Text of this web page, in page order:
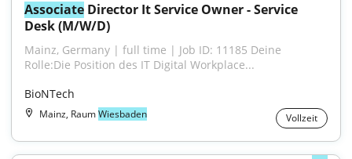
Associate Director It Service Owner - Service
Desk (M/W/D)
Mainz, Germany | full time | Job ID: 11185 Deine
Rolle:Die Position des IT Digital Workplace...
BioNTech
Mainz, RaumWiesbaden Vollzeit